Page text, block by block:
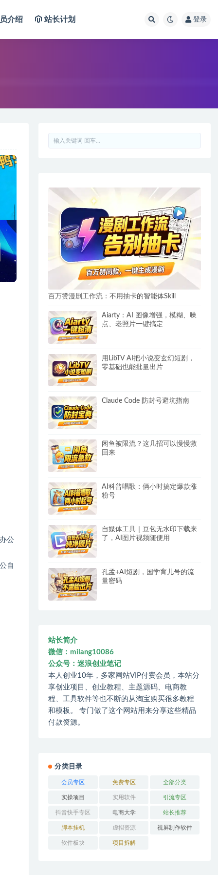
介绍 站长计划 登录
公
自
百万赞漫剧工作流：不用抽卡的智能体Skill
Aiarty：AI 图像增强，模糊、噪
点、老照片一键搞定
用LibTV AI把小说变玄幻短剧，
零基础也能批量出片
Claude Code 防封号避坑指南
闲鱼被限流？这几招可以慢慢救
回来
AI科普唱歌：俩小时搞定爆款涨
粉号
自媒体工具｜豆包无水印下载来
了，AI图片视频随便用
孔孟+AI短剧，国学育儿号的流
量密码
站长简介
微信：milang10086
公众号：迷浪创业笔记
本人创业10年，多家网站VIP付费会员，本站分
享创业项目、创业教程、主题源码、电商教
程、工具软件等也不断的从淘宝购买很多教程
和模板。 专门做了这个网站用来分享这些精品
付款资源。
分类目录
会员专区 免费专区 全部分类
实操项目 实用软件 引流专区
抖音快手专区 电商大学 站长推荐
脚本挂机 虚拟资源 视屏制作软件
软件板块 项目拆解